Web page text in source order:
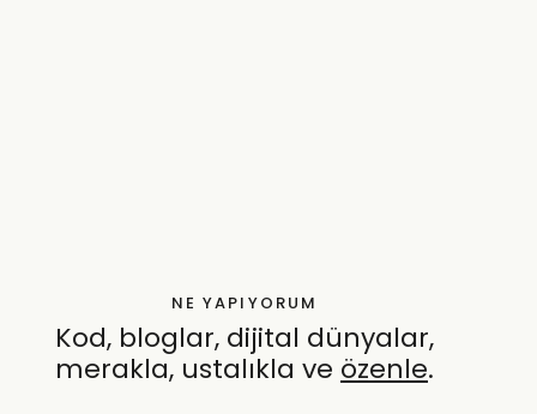
NE YAPIYORUM
Kod, bloglar, dijital dünyalar,
merakla, ustalıkla ve özenle.